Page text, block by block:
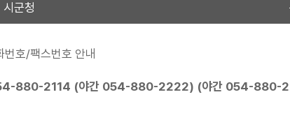
시군청
번호/팩스번호 안내
880-2114 (야간 054-880-2222) (야간 054-880-